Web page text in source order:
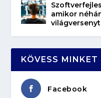
amikor
világversenyt
KÖVESS MINKET
Facebook